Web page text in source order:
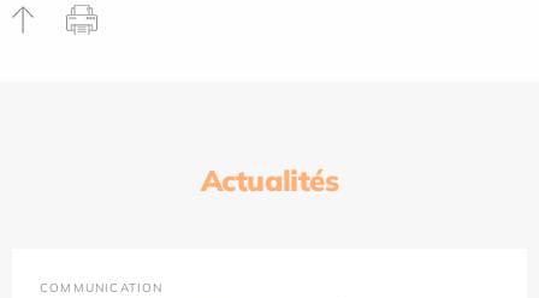
Actualités
COMMUNICATION